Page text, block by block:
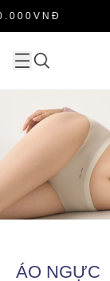
ÁO NGỰC